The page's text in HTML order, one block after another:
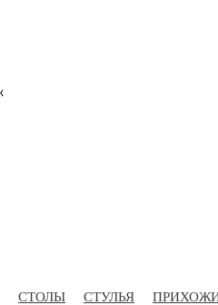
СТОЛЫ СТУЛЬЯ